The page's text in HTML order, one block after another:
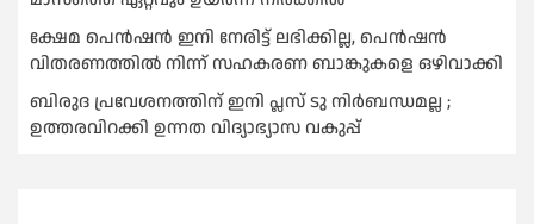
ക്ഷേമ പെൻഷൻ ഇനി നേരിട്ട് ലഭിക്കില്ല, പെൻഷൻ
വിതരണത്തില്‍ നിന്ന് സഹകരണ ബാങ്കുകളെ ഒഴിവാക്കി
ബിരുദ പ്രവേശനത്തിന് ഇനി പ്ലസ് ടു നിര്‍ബന്ധമല്ല ;
ഉത്തരവിറക്കി ഉന്നത വിദ്യാഭ്യാസ വകുപ്പ്